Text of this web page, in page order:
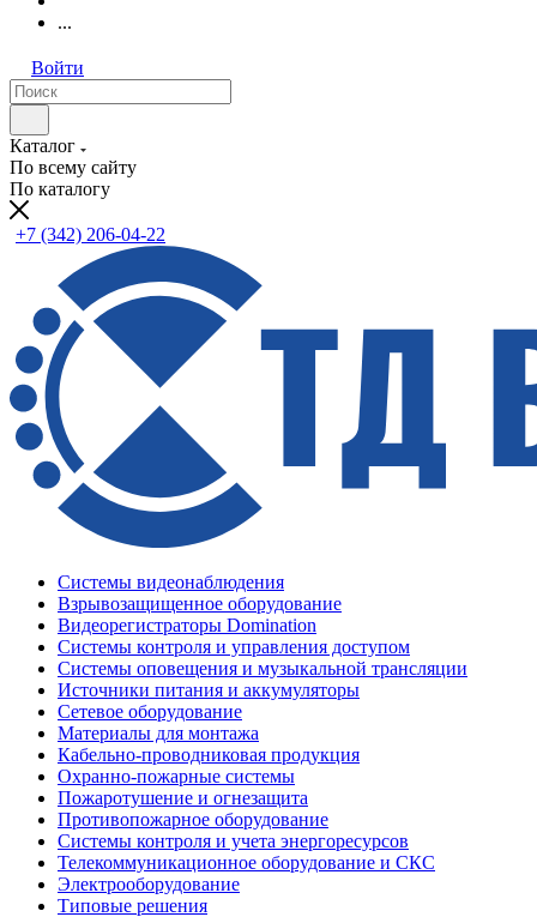
...
Войти
Каталог
По всему сайту
По каталогу
+7 (342) 206-04-22
Системы видеонаблюдения
Взрывозащищенное оборудование
Видеорегистраторы Domination
Системы контроля и управления доступом
Системы оповещения и музыкальной трансляции
Источники питания и аккумуляторы
Сетевое оборудование
Материалы для монтажа
Кабельно-проводниковая продукция
Охранно-пожарные системы
Пожаротушение и огнезащита
Противопожарное оборудование
Системы контроля и учета энергоресурсов
Телекоммуникационное оборудование и СКС
Электрооборудование
Типовые решения